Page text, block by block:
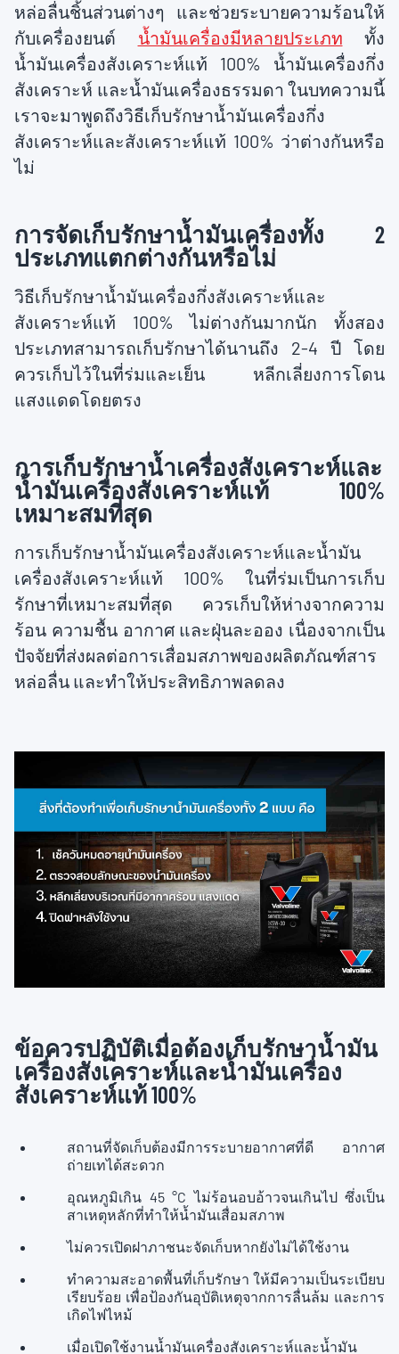
หล่อลื่นชิ้นส่วนต่างๆ และช่วยระบายความร้อนให้
กับเครื่องยนต์ น้ำมันเครื่องมีหลายประเภท ทั้ง
น้ำมันเครื่องสังเคราะห์แท้ 100% น้ำมันเครื่องกึ่ง
สังเคราะห์ และน้ำมันเครื่องธรรมดา ในบทความนี้
เราจะมาพูดถึงวิธีเก็บรักษาน้ำมันเครื่องกึ่ง
สังเคราะห์และสังเคราะห์แท้ 100% ว่าต่างกันหรือ
ไม่
การจัดเก็บรักษาน้ำมันเครื่องทั้ง 2
ประเภทแตกต่างกันหรือไม่
วิธีเก็บรักษาน้ำมันเครื่องกึ่งสังเคราะห์และ
สังเคราะห์แท้ 100% ไม่ต่างกันมากนัก ทั้งสอง
ประเภทสามารถเก็บรักษาได้นานถึง 2-4 ปี โดย
ควรเก็บไว้ในที่ร่มและเย็น หลีกเลี่ยงการโดน
แสงแดดโดยตรง
การเก็บรักษาน้ำเครื่องสังเคราะห์และ
น้ำมันเครื่องสังเคราะห์แท้ 100%
เหมาะสมที่สุด
การเก็บรักษาน้ำมันเครื่องสังเคราะห์และน้ำมัน
เครื่องสังเคราะห์แท้ 100% ในที่ร่มเป็นการเก็บ
รักษาที่เหมาะสมที่สุด ควรเก็บให้ห่างจากความ
ร้อน ความชื้น อากาศ และฝุ่นละออง เนื่องจากเป็น
ปัจจัยที่ส่งผลต่อการเสื่อมสภาพของผลิตภัณฑ์สาร
หล่อลื่น และทำให้ประสิทธิภาพลดลง
ข้อควรปฏิบัติเมื่อต้องเก็บรักษาน้ำมัน
เครื่องสังเคราะห์และน้ำมันเครื่อง
สังเคราะห์แท้ 100%
สถานที่จัดเก็บต้องมีการระบายอากาศที่ดี อากาศ
ถ่ายเทได้สะดวก
อุณหภูมิเกิน 45 °C ไม่ร้อนอบอ้าวจนเกินไป ซึ่งเป็น
สาเหตุหลักที่ทำให้น้ำมันเสื่อมสภาพ
ไม่ควรเปิดฝาภาชนะจัดเก็บหากยังไม่ได้ใช้งาน
ทำความสะอาดพื้นที่เก็บรักษา ให้มีความเป็นระเบียบ
เรียบร้อย เพื่อป้องกันอุบัติเหตุจากการลื่นล้ม และการ
เกิดไฟไหม้
เมื่อเปิดใช้งานน้ำมันเครื่องสังเคราะห์และน้ำมัน